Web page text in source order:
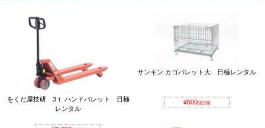
をくだ屋技研 3ｔ ハンドパレット 日極
レンタル
サンキン カゴパレット大 日極レンタル
¥600(税別)